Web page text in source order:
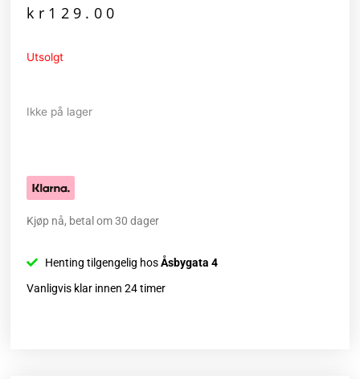
kr 129.00
Utsolgt
Ikke på lager
Kjøp nå, betal om 30 dager
Henting tilgengelig hosÅsbygata 4
Vanligvis klar innen 24 timer